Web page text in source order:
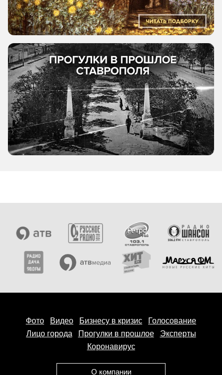
Фото Видео Бизнесу в кризис
Голосование
Лицо города
Прогулки в прошлое
Эксперты
Коронавирус
О компании